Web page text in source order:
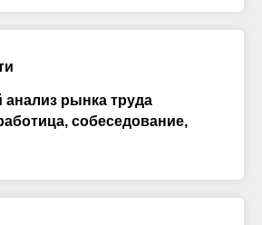
рынка труда
собеседование,